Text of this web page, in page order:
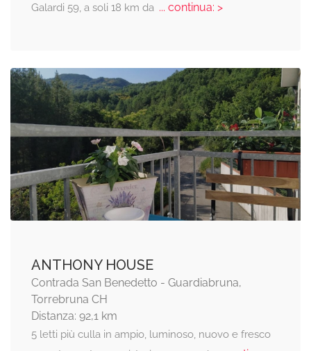
Galardi 59, a soli 18 km da... continua: >
ANTHONY HOUSE
Contrada San Benedetto - Guardiabruna,
Torrebruna CH
Distanza: 92,1 km
5 letti più culla in ampio, luminoso, nuovo e fresco